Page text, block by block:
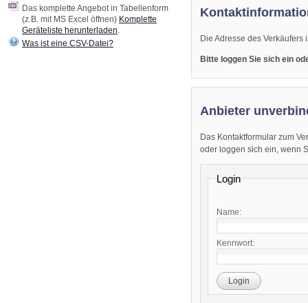
Die Adresse des
Bitte loggen Sie sich ein
Anbieter
Das Kontaktformular zum
oder loggen sich ein, wenn
Login
Name:
Kennwort:
Login
Das komplette Angebot in Tabellenform
(z.B. mit MS Excel öffnen) Komplette
Geräteliste herunterladen
Was ist eine CSV-Datei?